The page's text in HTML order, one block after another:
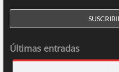
Últimas entradas